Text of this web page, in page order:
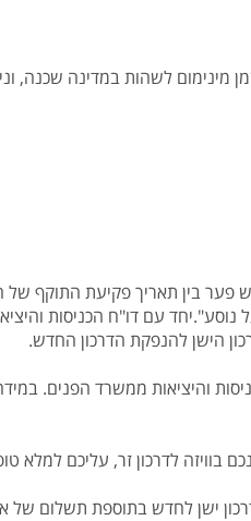
זמן מינימום לשהות במדינה שכנה,
בין תאריך פקיעת התוקף של
עם דו"ח הכניסות
הישן להנפקת הדרכון החדש.
והיציאות ממשרד הפנים.
בוויזה לדרכון זר, עליכם למלא
ישן לחדש בתוספת תשלום של